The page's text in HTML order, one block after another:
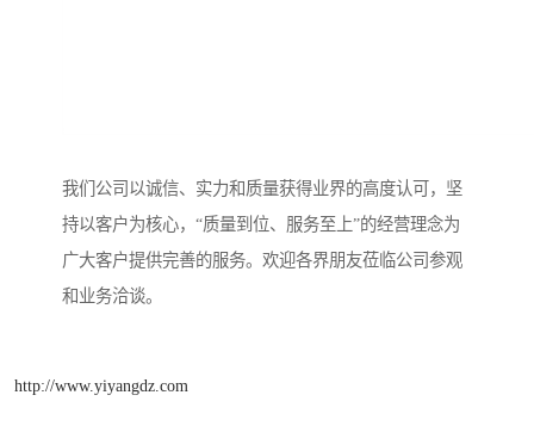
我们公司以诚信、实力和质量获得业界的高度认可，坚
持以客户为核心，“质量到位、服务至上”的经营理念为
广大客户提供完善的服务。欢迎各界朋友莅临公司参观
和业务洽谈。
http://www.yiyangdz.com